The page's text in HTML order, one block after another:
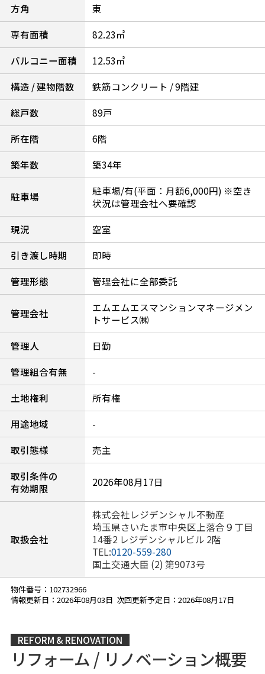
方角
東
専有面積
82.23㎡
バルコニー面積
12.53㎡
構造 / 建物階数
鉄筋コンクリート / 9階建
総戸数
89戸
所在階
6階
築年数
築34年
駐車場
駐車場/有(平面：月額6,000円) ※空き
状況は管理会社へ要確認
現況
空室
引き渡し時期
即時
管理形態
管理会社に全部委託
管理会社
エムエムエスマンションマネージメン
トサービス㈱
管理人
日勤
管理組合有無
-
土地権利
所有権
用途地域
-
取引態様
売主
取引条件の
有効期限
2026年08月17日
取扱会社
株式会社レジデンシャル不動産
埼玉県さいたま市中央区上落合９丁目
14番2 レジデンシャルビル 2階
TEL:0120-559-280
国土交通大臣 (2) 第9073号
物件番号：102732966
情報更新日：2026年08月03日 次回更新予定日：2026年08月17日
REFORM & RENOVATION
リフォーム / リノベーション概要